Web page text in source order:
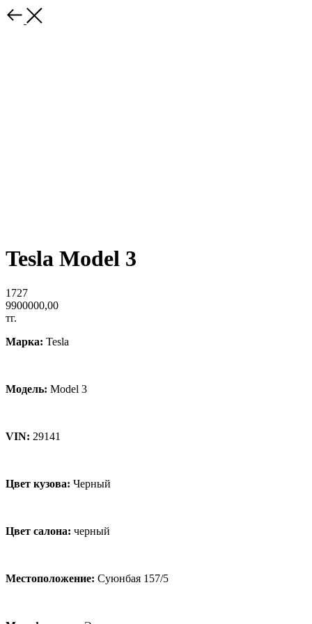
Tesla Model 3
1727
9900000,00
тг.
Марка: Tesla
Модель: Model 3
VIN: 29141
Цвет кузова: Черный
Цвет салона: черный
Местоположение: Суюнбая 157/5